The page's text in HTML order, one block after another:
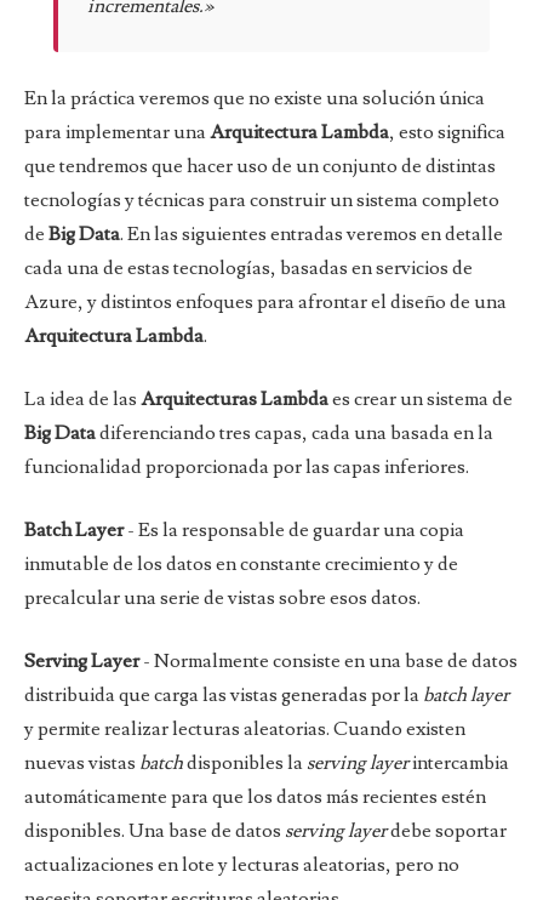
incrementales.»
En la práctica veremos que no existe una solución única
para implementar unaArquitectura Lambda, esto significa
que tendremos que hacer uso de un conjunto de distintas
tecnologías y técnicas para construir un sistema completo
de Big Data. En las siguientes entradas veremos en detalle
cada una de estas tecnologías, basadas en servicios de
Azure, y distintos enfoques para afrontar el diseño de una
Arquitectura Lambda.
La idea de las Arquitecturas Lambdaes crear un sistema de
Big Datadiferenciando tres capas, cada una basada en la
funcionalidad proporcionada por las capas inferiores.
Batch Layer- Es la responsable de guardar una copia
inmutable de los datos en constante crecimiento y de
precalcular una serie de vistas sobre esos datos.
Serving Layer- Normalmente consiste en una base de datos
distribuida que carga las vistas generadas por la batch layer
y permite realizar lecturas aleatorias. Cuando existen
nuevas vistas batchdisponibles la serving layerintercambia
automáticamente para que los datos más recientes estén
disponibles. Una base de datos serving layerdebe soportar
actualizaciones en lote y lecturas aleatorias, pero no